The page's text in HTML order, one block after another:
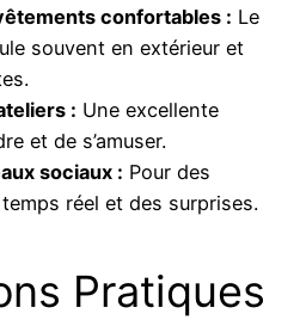
confortables : Le
souvent en extérieur et
: Une excellente
et de s’amuser.
sociaux : Pour des
réel et des surprises.
Pratiques